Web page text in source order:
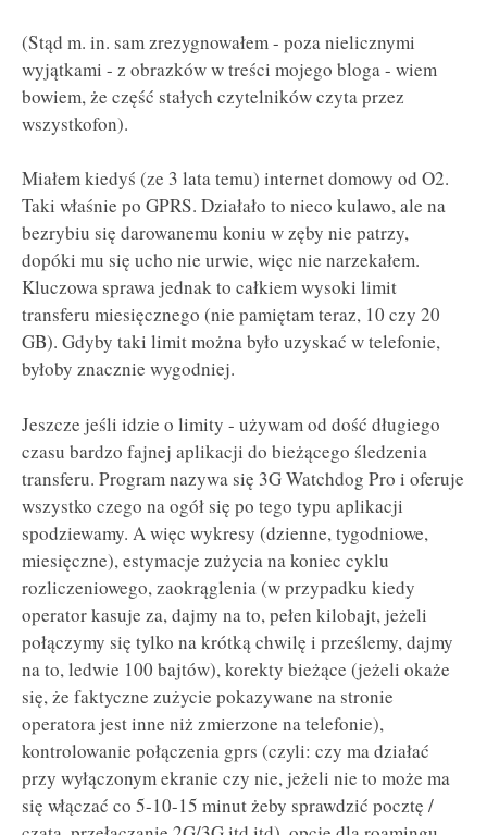
(Stąd m. in. sam zrezygnowałem - poza nielicznymi
wyjątkami - z obrazków w treści mojego bloga - wiem
bowiem, że część stałych czytelników czyta przez
wszystkofon).
Miałem kiedyś (ze 3 lata temu) internet domowy od O2.
Taki właśnie po GPRS. Działało to nieco kulawo, ale na
bezrybiu się darowanemu koniu w zęby nie patrzy,
dopóki mu się ucho nie urwie, więc nie narzekałem.
Kluczowa sprawa jednak to całkiem wysoki limit
transferu miesięcznego (nie pamiętam teraz, 10 czy 20
GB). Gdyby taki limit można było uzyskać w telefonie,
byłoby znacznie wygodniej.
Jeszcze jeśli idzie o limity - używam od dość długiego
czasu bardzo fajnej aplikacji do bieżącego śledzenia
transferu. Program nazywa się 3G Watchdog Pro i oferuje
wszystko czego na ogół się po tego typu aplikacji
spodziewamy. A więc wykresy (dzienne, tygodniowe,
miesięczne), estymacje zużycia na koniec cyklu
rozliczeniowego, zaokrąglenia (w przypadku kiedy
operator kasuje za, dajmy na to, pełen kilobajt, jeżeli
połączymy się tylko na krótką chwilę i prześlemy, dajmy
na to, ledwie 100 bajtów), korekty bieżące (jeżeli okaże
się, że faktyczne zużycie pokazywane na stronie
operatora jest inne niż zmierzone na telefonie),
kontrolowanie połączenia gprs (czyli: czy ma działać
przy wyłączonym ekranie czy nie, jeżeli nie to może ma
się włączać co 5-10-15 minut żeby sprawdzić pocztę /